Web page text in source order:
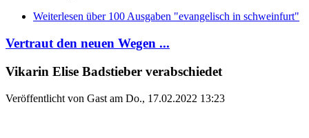
Weiterlesen über 100 Ausgaben "evangelisch in schweinfurt"
Vertraut den neuen Wegen ...
Vikarin Elise Badstieber verabschiedet
Veröffentlicht von Gast am Do., 17.02.2022 13:23